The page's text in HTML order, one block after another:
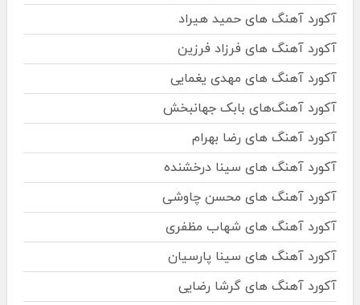
آکورد آهنگ های حمید هیراد
آکورد آهنگ های فرزاد فرزین
آکورد آهنگ های مهدی یغمایی
آکورد آهنگ‌های بابک جهانبخش
آکورد آهنگ های رضا بهرام
آکورد آهنگ های سینا درخشنده
آکورد آهنگ های محسن چاوشی
آکورد آهنگ های شهاب مظفری
آکورد آهنگ های سینا پارسیان
آکورد آهنگ های گرشا رضایی